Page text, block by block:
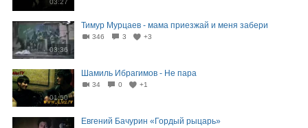
03:27
03:36
Тимур Мурцаев - мама приезжай и меня забери
346 3 +3
01:50
Шамиль Ибрагимов - Не пара
34 0 +1
Евгений Бачурин «Гордый рыцарь»